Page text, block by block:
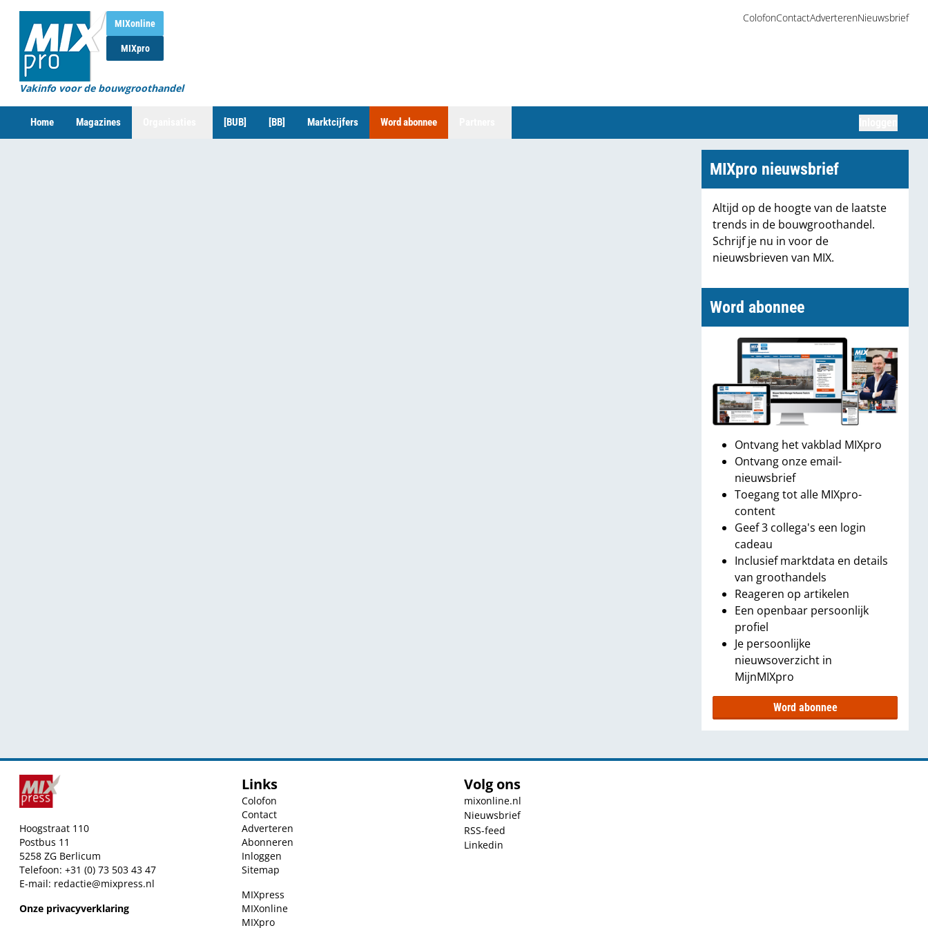
MIXonline
MIXpro
Vakinfo voor de bouwgroothandel
ColofonContactAdverterenNieuwsbrief
Home Magazines [BUB] [BB] Marktcijfers Word abonnee
MIXpro nieuwsbrief
Altijd op de hoogte van de laatste
trends in de bouwgroothandel.
Schrijf je nu in voor de
nieuwsbrieven van MIX.
Word abonnee
Ontvang het vakblad MIXpro
Ontvang onze email-
nieuwsbrief
Toegang tot alle MIXpro-
content
Geef 3 collega's een login
cadeau
Inclusief marktdata en details
van groothandels
Reageren op artikelen
Een openbaar persoonlijk
profiel
Je persoonlijke
nieuwsoverzicht in
MijnMIXpro
Word abonnee
Hoogstraat 110
Postbus 11
5258 ZG Berlicum
Telefoon: +31 (0) 73 503 43 47
E-mail: redactie@mixpress.nl
Onze privacyverklaring
Links
Colofon
Contact
Adverteren
Abonneren
Inloggen
Sitemap
MIXpress
MIXonline
MIXpro
Volg ons
mixonline.nl
Nieuwsbrief
RSS-feed
Linkedin